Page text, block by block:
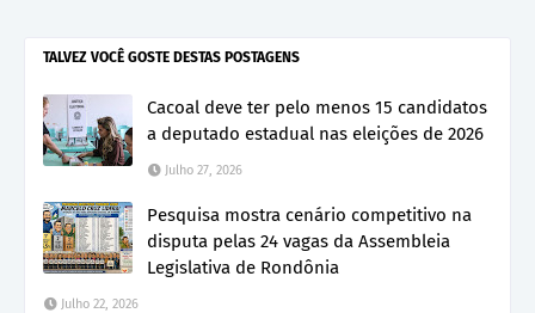
TALVEZ VOCÊ GOSTE DESTAS POSTAGENS
Cacoal deve ter pelo menos 15 candidatos
a deputado estadual nas eleições de 2026
Julho 27, 2026
Pesquisa mostra cenário competitivo na
disputa pelas 24 vagas da Assembleia
Legislativa de Rondônia
Julho 22, 2026